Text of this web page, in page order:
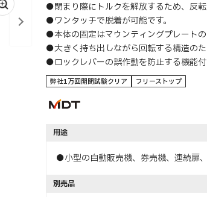
●閉まり際にトルクを解放するため、反
●ワンタッチで脱着が可能です。
●本体の固定はマウンティングプレートの
●大きく持ち出しながら回転する構造の
●ロックレバーの誤作動を防止する機能付
弊社1万回開閉試験クリア フリーストップ
用途
●小型の自動販売機、券売機、連続扉
別売品